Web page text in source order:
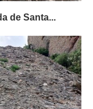
de Santa...